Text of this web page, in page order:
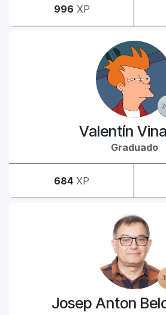
996 XP
Valentín
Graduado
684 XP
Josep Anton